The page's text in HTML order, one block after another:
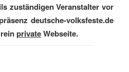
zuständigen Veranstalter vor
deutsche-volksfeste.de
privateWebseite.